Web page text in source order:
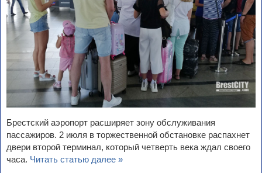
Брестский аэропорт расширяет зону обслуживания
пассажиров. 2 июля в торжественной обстановке распахнет
двери второй терминал, который четверть века ждал своего
часа. Читать статью далее »